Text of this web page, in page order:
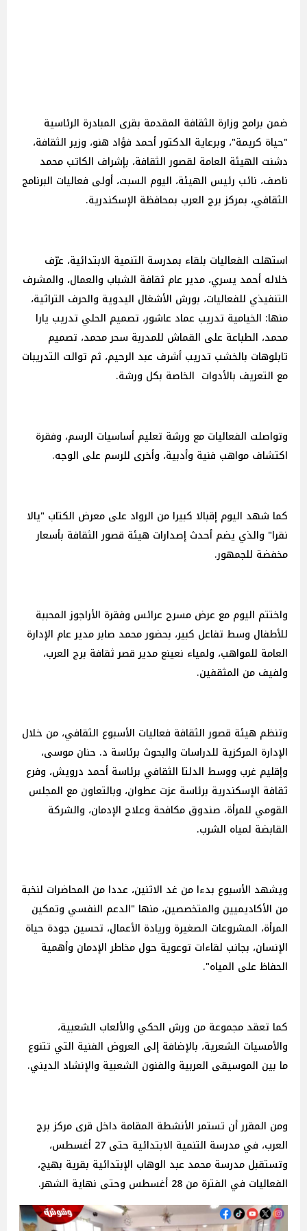
ضمن برامج وزارة الثقافة المقدمة بقرى المبادرة الرئاسية
"حياة كريمة"، وبرعاية الدكتور أحمد فؤاد هنو، وزير الثقافة،
دشنت الهيئة العامة لقصور الثقافة، بإشراف الكاتب محمد
ناصف، نائب رئيس الهيئة، اليوم السبت، أولى فعاليات البرنامج
الثقافي، بمركز برج العرب بمحافظة الإسكندرية.
استهلت الفعاليات بلقاء بمدرسة التنمية الابتدائية، عرّف
خلاله أحمد يسري، مدير عام ثقافة الشباب والعمال، والمشرف
التنفيذي للفعاليات، بورش الأشغال اليدوية والحرف التراثية،
منها: الخيامية تدريب عماد عاشور، تصميم الحلي تدريب يارا
محمد، الطباعة على القماش للمدربة سحر محمد، تصميم
تابلوهات بالخشب تدريب أشرف عبد الرحيم، ثم توالت التدريبات
مع التعريف بالأدوات الخاصة بكل ورشة.
وتواصلت الفعاليات مع ورشة تعليم أساسيات الرسم، وفقرة
اكتشاف مواهب فنية وأدبية، وأخرى للرسم على الوجه.
كما شهد اليوم إقبالا كبيرا من الرواد على معرض الكتاب "يالا
نقرا" والذي يضم أحدث إصدارات هيئة قصور الثقافة بأسعار
مخفضة للجمهور.
واختتم اليوم مع عرض مسرح عرائس وفقرة الأراجوز المحببة
للأطفال وسط تفاعل كبير، بحضور محمد صابر مدير عام الإدارة
العامة للمواهب، ولمياء نعينع مدير قصر ثقافة برج العرب،
ولفيف من المثقفين.
وتنظم هيئة قصور الثقافة فعاليات الأسبوع الثقافي، من خلال
الإدارة المركزية للدراسات والبحوث برئاسة د. حنان موسى،
وإقليم غرب ووسط الدلتا الثقافي برئاسة أحمد درويش، وفرع
ثقافة الإسكندرية برئاسة عزت عطوان، وبالتعاون مع المجلس
القومي للمرأة، صندوق مكافحة وعلاج الإدمان، والشركة
القابضة لمياه الشرب.
ويشهد الأسبوع بدءا من غد الاثنين، عددا من المحاضرات لنخبة
من الأكاديميين والمتخصصين، منها "الدعم النفسي وتمكين
المرأة، المشروعات الصغيرة وريادة الأعمال، تحسين جودة حياة
الإنسان، بجانب لقاءات توعوية حول مخاطر الإدمان وأهمية
الحفاظ على المياه".
كما تعقد مجموعة من ورش الحكي والألعاب الشعبية،
والأمسيات الشعرية، بالإضافة إلى العروض الفنية التي تتنوع
ما بين الموسيقى العربية والفنون الشعبية والإنشاد الديني.
ومن المقرر أن تستمر الأنشطة المقامة داخل قرى مركز برج
العرب، في مدرسة التنمية الابتدائية حتى 27 أغسطس،
وتستقبل مدرسة محمد عبد الوهاب الإبتدائية بقرية بهيج،
الفعاليات في الفترة من 28 أغسطس وحتى نهاية الشهر.